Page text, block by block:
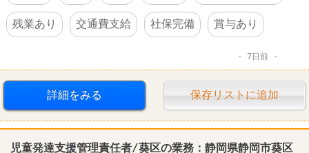
残業あり 交通費支給 社保完備 賞与あり
7日前
詳細をみる 保存リストに追加
児童発達支援管理責任者/葵区の業務： 静岡県静岡市葵区